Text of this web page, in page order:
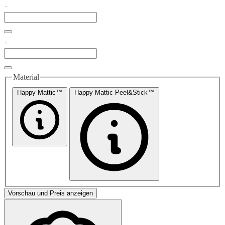
Material
Happy Mattic™ Happy Mattic Peel&Stick™
Vorschau und Preis anzeigen